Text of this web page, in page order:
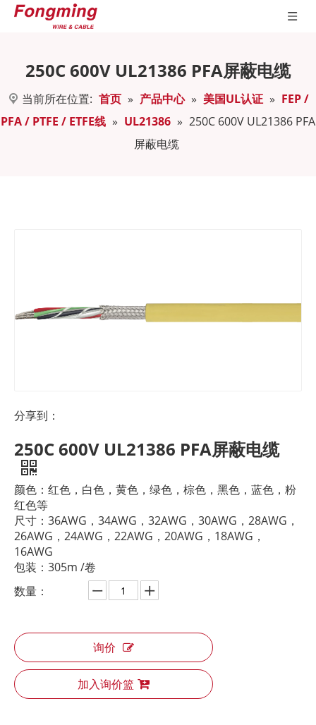
250C 600V UL21386 PFA屏蔽电缆
当前所在位置: 首页 » 产品中心 » 美国UL认证 » FEP /
PFA / PTFE / ETFE线 » UL21386 » 250C 600V UL21386 PFA
屏蔽电缆
分享到：
250C 600V UL21386 PFA屏蔽电缆
颜色：红色，白色，黄色，绿色，棕色，黑色，蓝色，粉
红色等
尺寸：36AWG，34AWG，32AWG，30AWG，28AWG，
26AWG，24AWG，22AWG，20AWG，18AWG，
16AWG
包装：305m /卷
数量：
询价
加入询价篮